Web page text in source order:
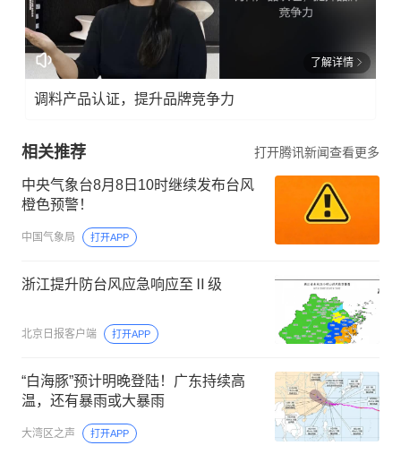
了解详情
调料产品认证，提升品牌竞争力
相关推荐 打开腾讯新闻查看更多
中央气象台8月8日10时继续发布台风
橙色预警！
中国气象局 打开APP
浙江提升防台风应急响应至Ⅱ级
北京日报客户端 打开APP
“白海豚”预计明晚登陆！广东持续高
温，还有暴雨或大暴雨
大湾区之声 打开APP